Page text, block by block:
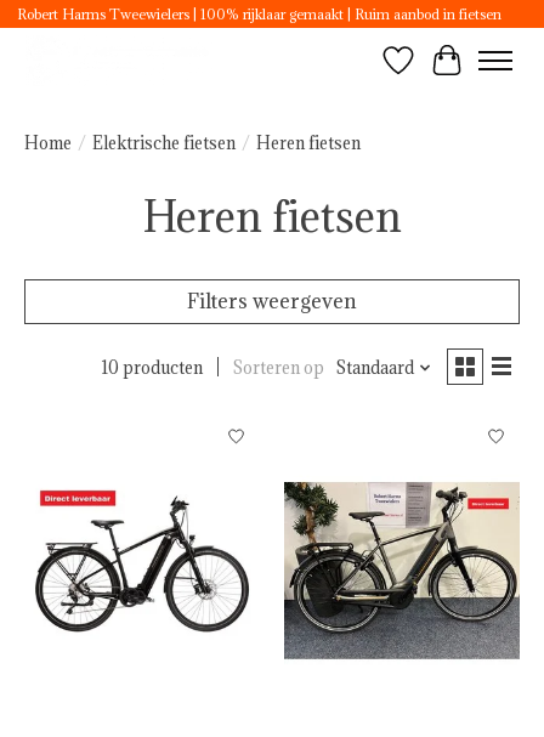
Robert Harms Tweewielers | 100% rijklaar gemaakt | Ruim aanbod in fietsen
Verlanglijst
Home / Elektrische fietsen / Heren fietsen
Heren fietsen
Filters weergeven
10 producten Sorteren op Standaard